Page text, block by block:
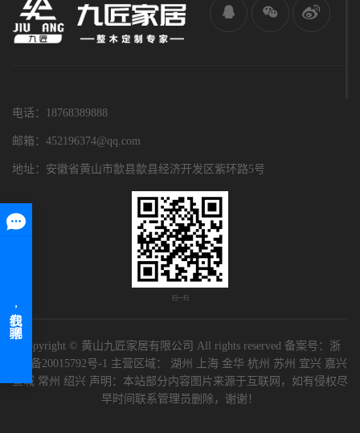
电话：18768389888
邮箱：452196374@qq.com
地址：安徽省黄山市歙县歙县经济开发区紫环路5号
扫一扫
Copyright © 黄山九匠家居有限公司 All rights reserved 备案号： 浙
ICP备20015792号-1 主营区域： 湖州 上海 金华 杭州 苏州 宜兴 嘉兴
宣城 常州 绍兴 声明：本站部分内容图片来源于互联网，如有侵权尽
早时间联系管理员删除，谢谢！